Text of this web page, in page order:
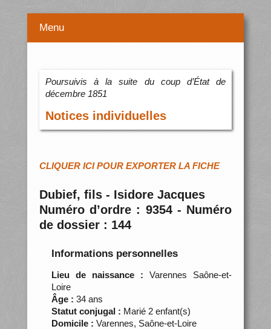
Menu
Poursuivis à la suite du coup d’État de
décembre 1851
Notices individuelles
CLIQUER ICI POUR EXPORTER LA FICHE
Dubief, fils - Isidore Jacques
Numéro d’ordre : 9354 - Numéro
de dossier : 144
Informations personnelles
Lieu de naissance : Varennes Saône-et-
Loire
Âge : 34 ans
Statut conjugal : Marié 2 enfant(s)
Domicile : Varennes, Saône-et-Loire